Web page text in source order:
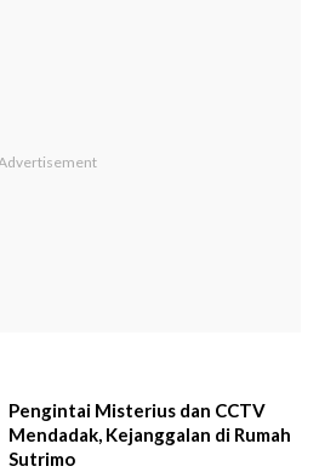
Pengintai Misterius dan CCTV
Mendadak, Kejanggalan di Rumah
Sutrimo